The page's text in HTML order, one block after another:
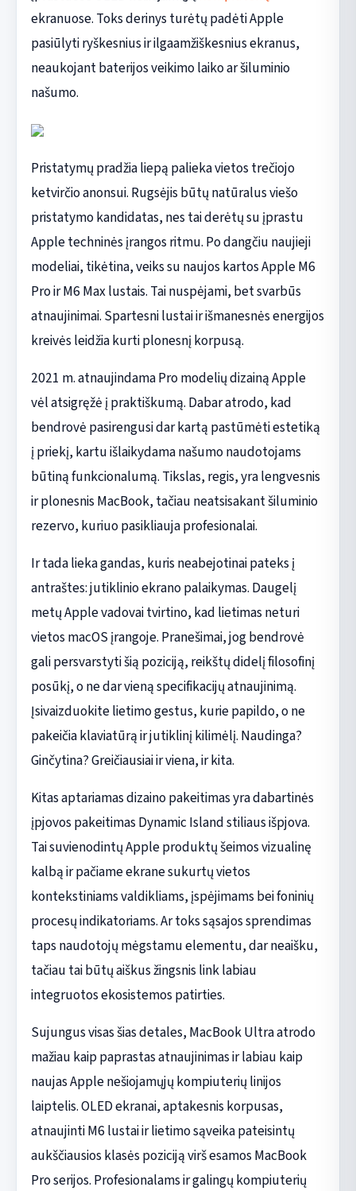
ekranuose. Toks derinys turėtų padėti Apple
pasiūlyti ryškesnius ir ilgaamžiškesnius ekranus,
neaukojant baterijos veikimo laiko ar šiluminio
našumo.
Pristatymų pradžia liepą palieka vietos trečiojo
ketvirčio anonsui. Rugsėjis būtų natūralus viešo
pristatymo kandidatas, nes tai derėtų su įprastu
Apple techninės įrangos ritmu. Po dangčiu naujieji
modeliai, tikėtina, veiks su naujos kartos Apple M6
Pro ir M6 Max lustais. Tai nuspėjami, bet svarbūs
atnaujinimai. Spartesni lustai ir išmanesnės energijos
kreivės leidžia kurti plonesnį korpusą.
2021 m. atnaujindama Pro modelių dizainą Apple
vėl atsigręžė į praktiškumą. Dabar atrodo, kad
bendrovė pasirengusi dar kartą pastūmėti estetiką
į priekį, kartu išlaikydama našumo naudotojams
būtiną funkcionalumą. Tikslas, regis, yra lengvesnis
ir plonesnis MacBook, tačiau neatsisakant šiluminio
rezervo, kuriuo pasikliauja profesionalai.
Ir tada lieka gandas, kuris neabejotinai pateks į
antraštes: jutiklinio ekrano palaikymas. Daugelį
metų Apple vadovai tvirtino, kad lietimas neturi
vietos macOS įrangoje. Pranešimai, jog bendrovė
gali persvarstyti šią poziciją, reikštų didelį filosofinį
posūkį, o ne dar vieną specifikacijų atnaujinimą.
Įsivaizduokite lietimo gestus, kurie papildo, o ne
pakeičia klaviatūrą ir jutiklinį kilimėlį. Naudinga?
Ginčytina? Greičiausiai ir viena, ir kita.
Kitas aptariamas dizaino pakeitimas yra dabartinės
įpjovos pakeitimas Dynamic Island stiliaus išpjova.
Tai suvienodintų Apple produktų šeimos vizualinę
kalbą ir pačiame ekrane sukurtų vietos
kontekstiniams valdikliams, įspėjimams bei foninių
procesų indikatoriams. Ar toks sąsajos sprendimas
taps naudotojų mėgstamu elementu, dar neaišku,
tačiau tai būtų aiškus žingsnis link labiau
integruotos ekosistemos patirties.
Sujungus visas šias detales, MacBook Ultra atrodo
mažiau kaip paprastas atnaujinimas ir labiau kaip
naujas Apple nešiojamųjų kompiuterių linijos
laiptelis. OLED ekranai, aptakesnis korpusas,
atnaujinti M6 lustai ir lietimo sąveika pateisintų
aukščiausios klasės poziciją virš esamos MacBook
Pro serijos. Profesionalams ir galingų kompiuterių